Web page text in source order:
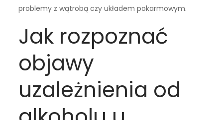
problemy z wątrobą czy układem pokarmowym.
Jak rozpoznać
objawy
uzależnienia od